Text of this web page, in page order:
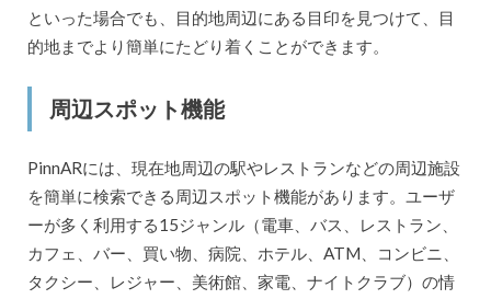
といった場合でも、目的地周辺にある目印を見つけて、目
的地までより簡単にたどり着くことができます。
周辺スポット機能
PinnARには、現在地周辺の駅やレストランなどの周辺施設
を簡単に検索できる周辺スポット機能があります。ユーザ
ーが多く利用する15ジャンル（電車、バス、レストラン、
カフェ、バー、買い物、病院、ホテル、ATM、コンビニ、
タクシー、レジャー、美術館、家電、ナイトクラブ）の情